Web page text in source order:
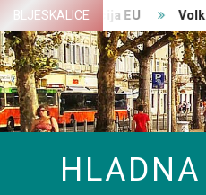
Skip
to
content
BLJESKALICEEU Volker